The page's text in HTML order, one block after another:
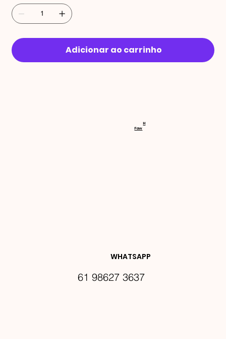
Adicionar ao carrinho
RECEBA
DES E
WHATSAPP
61 98627 3637
Faw
H